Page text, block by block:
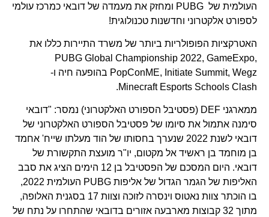
העולמית של PUBG ומחזק את מעמדה של דובאי כמרכז עולמי
לספורט אלקטרוני וחדשנות טכנולוגית!
האטרקציות הפופולריות ביותר של משרד התיירות כללו את
PUBG Global Championship 2022, GameExpo,
PopConME, Initiate Summit, Wegz בהופעה חיה ו-
Minecraft Esports Schools Clash.
ממארגני DEF (פסטיבל הספורט האלקטרוני) נמסר: "דובאי
סימנה אתמול את סיומו של פסטיבל הספורט האלקטרוני של
דובאי לשנת 2022 שנערך בחסותו של הוד מעלתו שייח' אחמד
בן מוחמד בן ראשיד אל מקטום, יו"ר מועצת התקשורת של
דובאי. היום המסכם של הפסטיבל בן 12 הימים הציג את סבב
האליפות של הגמר הגדול של אליפות PUBG העולמית 2022,
בו הוכתר צוות נאטוס וינסרה לזוכה וצוות 17 בסגנית האלופה,
מתוך 32 קבוצות מארבעה אזורים בדובאי שהתחרו על נתח של